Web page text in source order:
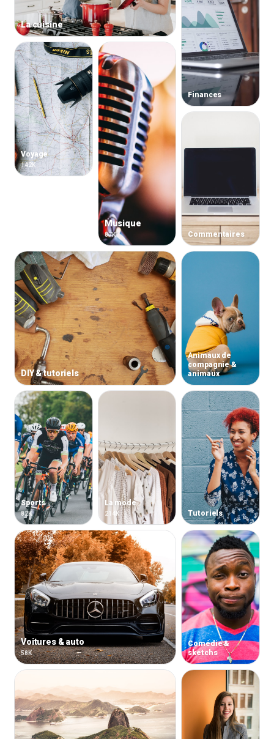
La cuisine
Finances
Voyage
142K
Musique
87K Commentaires
DIY & tutoriels
Animaux de
compagnie &
animaux
Sports
82K
La mode
214K
Voitures & auto
58K
Tutoriels
Comédie &
sketchs